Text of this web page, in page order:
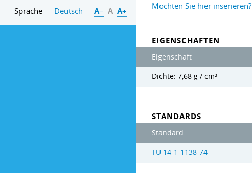
Möchten Sie hier inserieren?
EIGENSCHAFTEN
Eigenschaft
Dichte: 7,68 g / cm³
STANDARDS
Standard
TU 14-1-1138-74
Sprache — Deutsch А− А А+